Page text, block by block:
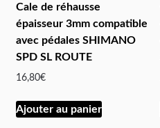
Cale de réhausse
épaisseur 3mm compatible
avec pédales SHIMANO
SPD SL ROUTE
16,80€
Ajouter au panier